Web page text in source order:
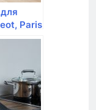
Paris
см,